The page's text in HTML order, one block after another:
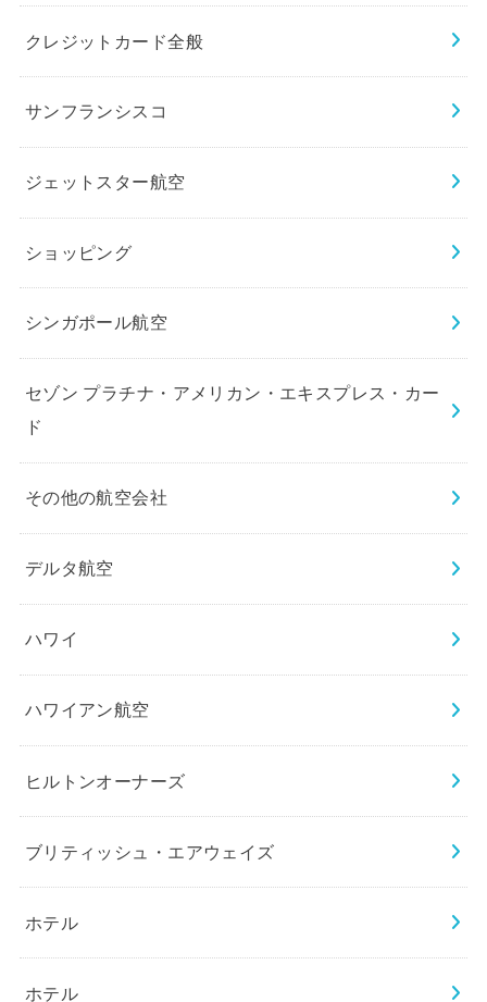
クレジットカード全般
サンフランシスコ
ジェットスター航空
ショッピング
シンガポール航空
セゾン プラチナ・アメリカン・エキスプレス・カー
ド
その他の航空会社
デルタ航空
ハワイ
ハワイアン航空
ヒルトンオーナーズ
ブリティッシュ・エアウェイズ
ホテル
ホテル